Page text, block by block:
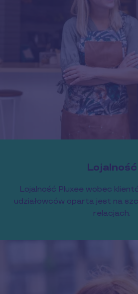
Lojalność
Lojalność Pluxee wobec
udziałowców oparta jest na
relacjach.